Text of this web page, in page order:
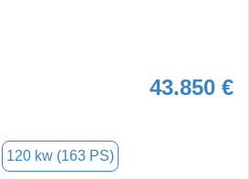
43.850 €
120 kw (163 PS)